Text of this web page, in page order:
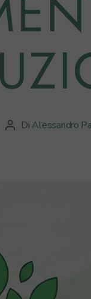
Autore
DiAlessandro